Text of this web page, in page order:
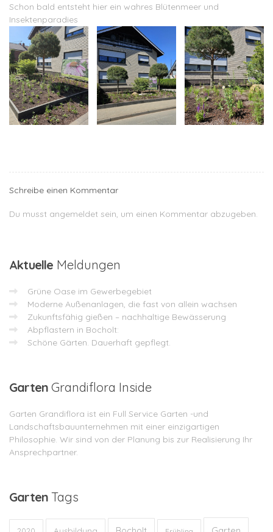
Schon bald entsteht hier ein wahres Blütenmeer und
Insektenparadies
Schreibe einen Kommentar
Du musst angemeldet sein, um einen Kommentar abzugeben.
Aktuelle Meldungen
Grüne Oase im Gewerbegebiet
Moderne Außenanlagen, die fast von allein wachsen
Zukunftsfähig gießen – nachhaltige Bewässerung
Abpflastern in Bocholt:
Schöne Gärten. Dauerhaft gepflegt.
Garten Grandiflora Inside
Garten Grandiflora ist ein Full Service Garten -und
Landschaftsbauunternehmen mit einer einzigartigen
Philosophie. Wir sind von der Planung bis zur Realisierung Ihr
Ansprechpartner.
Garten Tags